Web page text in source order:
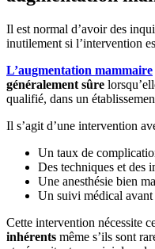
Il est normal d’avoir des
inutilement si l’intervention
L’augmentation mammaire
généralement sûre
qualifié, dans un
Il s’agit d’une intervention
Un taux de
Des techniques et des
Une anesthésie bien
Un suivi médical avant
Cette intervention nécessite
inhérents même s’ils sont